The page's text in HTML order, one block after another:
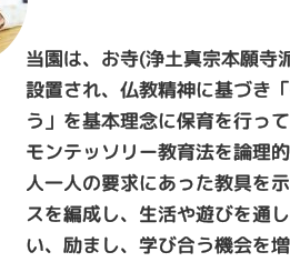
当園は、お寺(浄土真宗本願
設置され、仏教精神に基づき
う」を基本理念に保育を行って
モンテッソリー教育法を論理
人一人の要求にあった教具を
スを編成し、生活や遊びを通
い、励まし、学び合う機会を